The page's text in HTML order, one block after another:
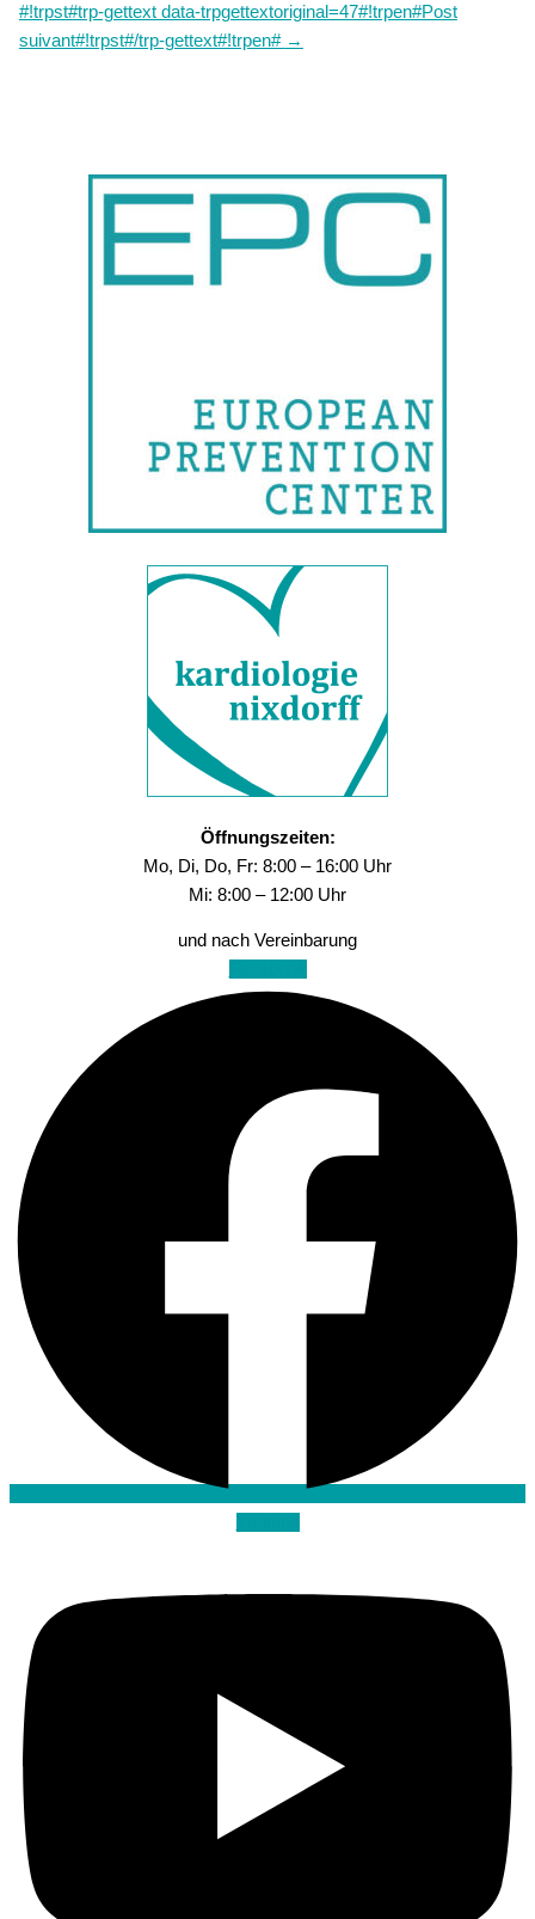
#!trpst#trp-gettext data-trpgettextoriginal=47#!trpen#Post
suivant#!trpst#/trp-gettext#!trpen# →
Öffnungszeiten:
Mo, Di, Do, Fr: 8:00 – 16:00 Uhr
Mi: 8:00 – 12:00 Uhr
und nach Vereinbarung